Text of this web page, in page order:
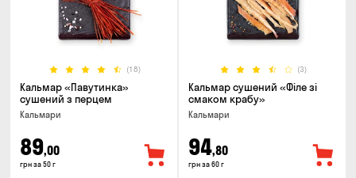
(18)
Кальмар «Павутинка»
сушений з перцем
Кальмари
89,00
грн за 50 г
(3)
Кальмар сушений «Філе зі
смаком крабу»
Кальмари
94,80
грн за 60 г